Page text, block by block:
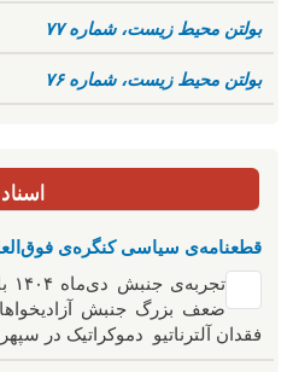
بولتن محیط زیست، شماره ۷۷
بولتن محیط زیست، شماره ۷۶
اسناد
قطعنامه‌ی سیاسی کنگره‌ی
تجربه‌ی
ضعف بزرگ جنبش آزادیخواهانه
فقدان آلترناتیو دموکراتیک در